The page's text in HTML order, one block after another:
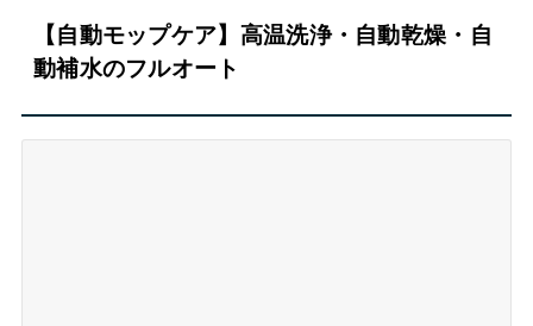
【自動モップケア】高温洗浄・自動乾燥・自
動補水のフルオート